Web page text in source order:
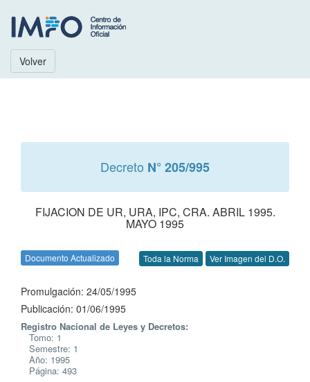
Volver
Decreto N° 205/995
FIJACION DE UR, URA, IPC, CRA. ABRIL 1995.
MAYO 1995
Documento Actualizado Toda la Norma Ver Imagen del D.O.
Promulgación: 24/05/1995
Publicación: 01/06/1995
Registro Nacional de Leyes y Decretos:
Tomo: 1
Semestre: 1
Año: 1995
Página: 493